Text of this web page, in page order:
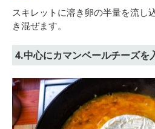
スキレットに溶き卵の半量を流し
き混ぜます。
4.中心にカマンベールチーズを